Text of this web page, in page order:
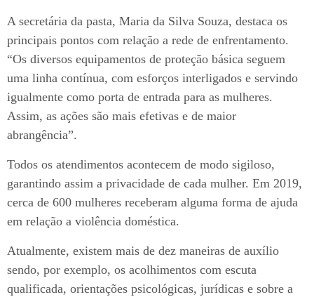
A secretária da pasta, Maria da Silva Souza, destaca os
principais pontos com relação a rede de enfrentamento.
“Os diversos equipamentos de proteção básica seguem
uma linha contínua, com esforços interligados e servindo
igualmente como porta de entrada para as mulheres.
Assim, as ações são mais efetivas e de maior
abrangência”.
Todos os atendimentos acontecem de modo sigiloso,
garantindo assim a privacidade de cada mulher. Em 2019,
cerca de 600 mulheres receberam alguma forma de ajuda
em relação a violência doméstica.
Atualmente, existem mais de dez maneiras de auxílio
sendo, por exemplo, os acolhimentos com escuta
qualificada, orientações psicológicas, jurídicas e sobre a